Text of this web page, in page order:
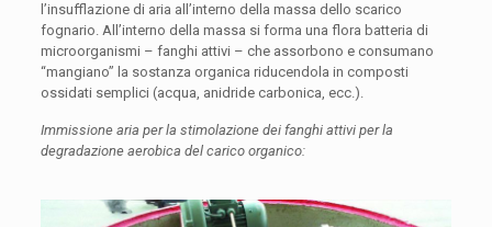
l’insufflazione di aria all’interno della massa dello scarico
fognario. All’interno della massa si forma una flora batteria di
microorganismi – fanghi attivi – che assorbono e consumano
“mangiano” la sostanza organica riducendola in composti
ossidati semplici (acqua, anidride carbonica, ecc.).
Immissione aria per la stimolazione dei fanghi attivi per la
degradazione aerobica del carico organico: